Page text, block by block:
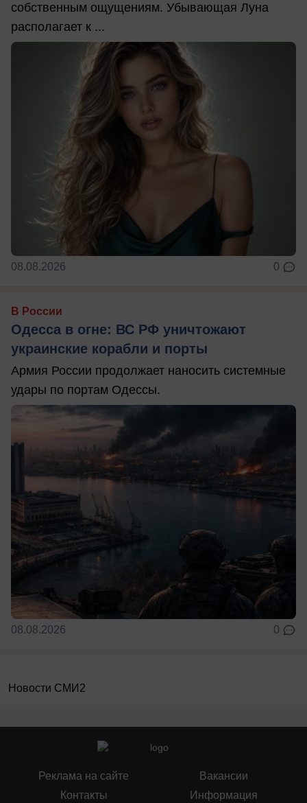
собственным ощущениям. Убывающая Луна
располагает к ...
08.08.2026 0
В России
Одесса в огне: ВС РФ уничтожают
украинские корабли и порты
Армия России продолжает наносить системные
удары по портам Одессы.
08.08.2026 0
Новости СМИ2
Реклама на сайте
Контакты
Вакансии
Информация